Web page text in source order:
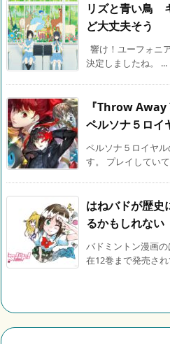
リズと青い鳥
ど大丈夫そう
響け！ユーフォニ
決定しましたね。 ...
『Throw
ペルソナ５ロイ
ペルソナ５ロイヤ
す。 プレイしてい
はねバドが歴史
るかもしれない
バドミントン漫画
在12巻まで発売さ